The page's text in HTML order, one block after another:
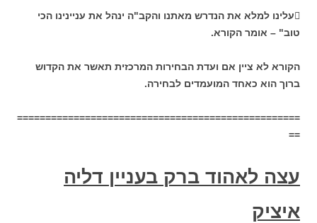
עלינו למלא את הנדרש מאתנו והקב"ה ינהל את עניינינו הכי
טוב" – אומר הקורא.
הקורא לא ציין אם ועדת הבחירות המרכזית תאשר את הקדוש
ברוך הוא כאחד המועמדים לבחירה.
==================================================
==
עצה לאהוד ברק בעניין דליה
איציק